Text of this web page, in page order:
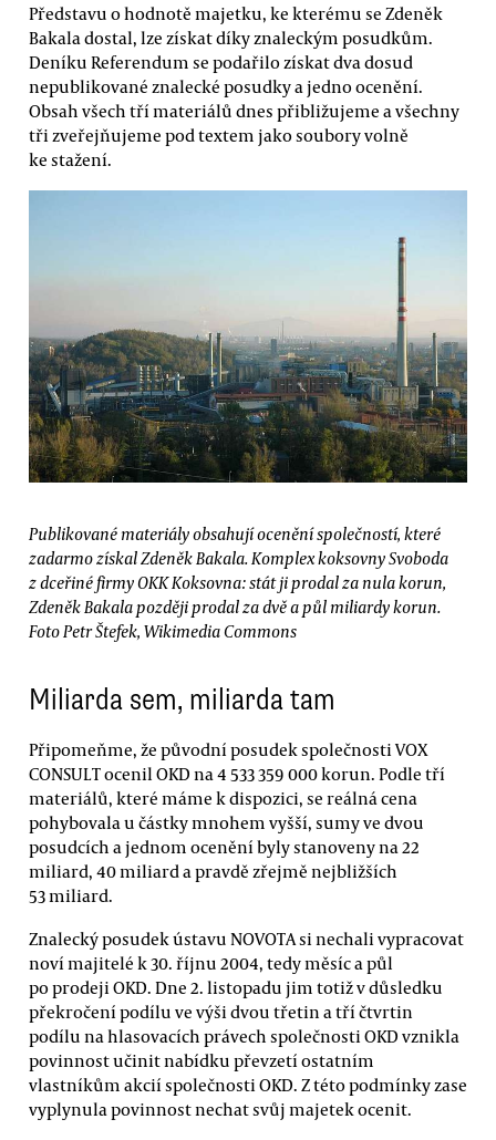
Představu o hodnotě majetku, ke kterému se Zdeněk
Bakala dostal, lze získat díky znaleckým posudkům.
Deníku Referendum se podařilo získat dva dosud
nepublikované znalecké posudky a jedno ocenění.
Obsah všech tří materiálů dnes přibližujeme a všechny
tři zveřejňujeme pod textem jako soubory volně
ke stažení.
Publikované materiály obsahují ocenění společností, které
zadarmo získal Zdeněk Bakala. Komplex koksovny Svoboda
z dceřiné firmy OKK Koksovna: stát ji prodal za nula korun,
Zdeněk Bakala později prodal za dvě a půl miliardy korun.
Foto Petr Štefek, Wikimedia Commons
Miliarda sem, miliarda tam
Připomeňme, že původní posudek společnosti VOX
CONSULT ocenil OKD na 4 533 359 000 korun. Podle tří
materiálů, které máme k dispozici, se reálná cena
pohybovala u částky mnohem vyšší, sumy ve dvou
posudcích a jednom ocenění byly stanoveny na 22
miliard, 40 miliard a pravdě zřejmě nejbližších
53 miliard.
Znalecký posudek ústavu NOVOTA si nechali vypracovat
noví majitelé k 30. říjnu 2004, tedy měsíc a půl
po prodeji OKD. Dne 2. listopadu jim totiž v důsledku
překročení podílu ve výši dvou třetin a tří čtvrtin
podílu na hlasovacích právech společnosti OKD vznikla
povinnost učinit nabídku převzetí ostatním
vlastníkům akcií společnosti OKD. Z této podmínky zase
vyplynula povinnost nechat svůj majetek ocenit.